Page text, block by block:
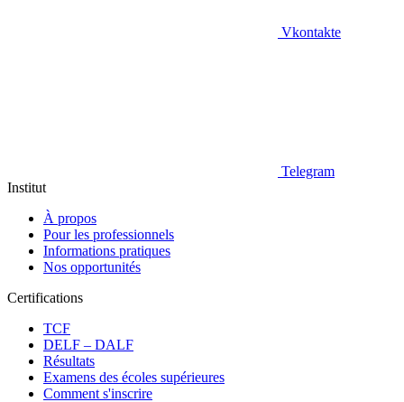
Vkontakte
Telegram
Institut
À propos
Pour les professionnels
Informations pratiques
Nos opportunités
Certifications
TCF
DELF – DALF
Résultats
Examens des écoles supérieures
Comment s'inscrire